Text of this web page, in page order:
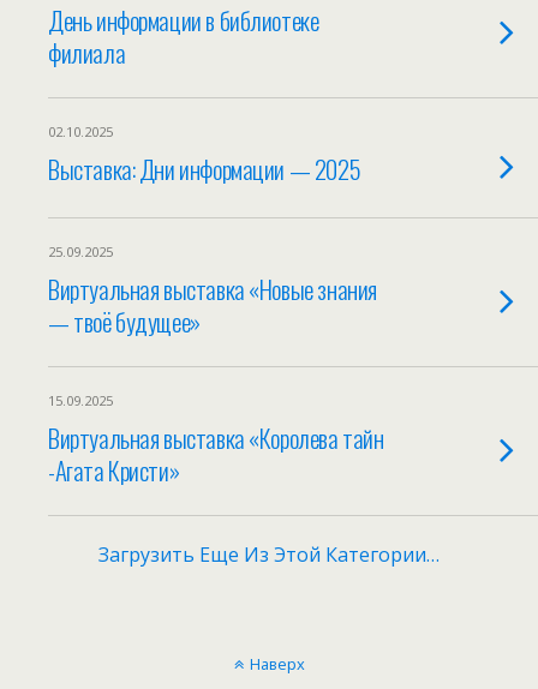
День информации в библиотеке
филиала
02.10.2025
Выставка: Дни информации — 2025
25.09.2025
Виртуальная выставка «Новые знания
— твоё будущее»
15.09.2025
Виртуальная выставка «Королева тайн
-Агата Кристи»
Загрузить Еще Из Этой Категории…
Наверх